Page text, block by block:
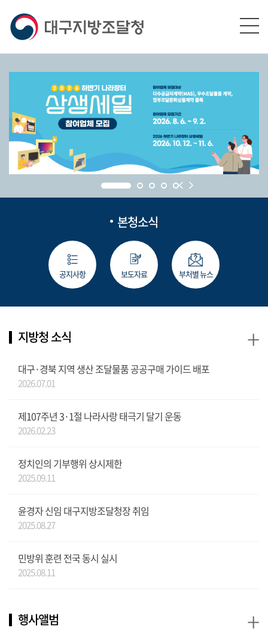
본청소식
공지사항 보도자료 부처별 뉴스
지방청 소식
대구·경북 지역 생산 조달물품 공공구매 가이드 배포
2026.07.01
제107주년 3·1절 나라사랑 태극기 달기 운동
2026.02.23
정치인의 기부행위 상시제한
2025.09.11
윤경자 신임 대구지방조달청장 취임
2025.08.27
민방위 훈련 전국 동시 실시
2025.08.11
+
행사앨범 +